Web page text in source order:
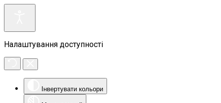
Налаштування доступності
Інвертувати кольори